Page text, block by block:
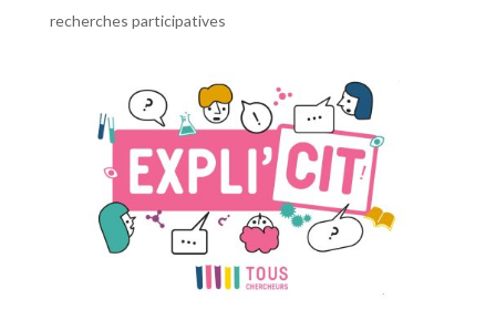
recherches participatives